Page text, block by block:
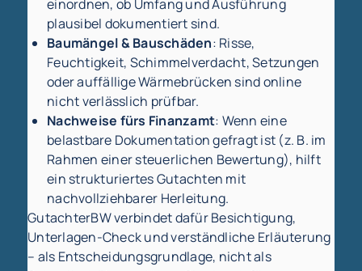
einordnen, ob Umfang und Ausführung
plausibel dokumentiert sind.
Baumängel & Bauschäden: Risse,
Feuchtigkeit, Schimmelverdacht, Setzungen
oder auffällige Wärmebrücken sind online
nicht verlässlich prüfbar.
Nachweise fürs Finanzamt: Wenn eine
belastbare Dokumentation gefragt ist (z. B. im
Rahmen einer steuerlichen Bewertung), hilft
ein strukturiertes Gutachten mit
nachvollziehbarer Herleitung.
GutachterBW verbindet dafür Besichtigung,
Unterlagen-Check und verständliche Erläuterung
– als Entscheidungsgrundlage, nicht als